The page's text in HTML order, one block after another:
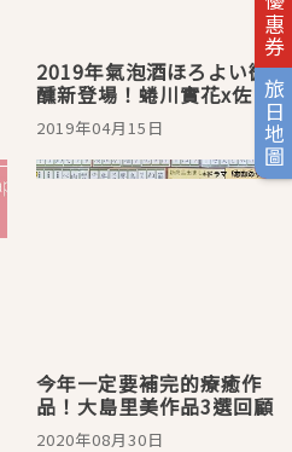
旅日地圖
2019年氣泡酒ほろよい微
醺新登場！蜷川實花x佐藤
健x澤尻英龍華
2019年04月15日
今年一定要補完的療癒作
品！大島里美作品3選回顧
2020年08月30日